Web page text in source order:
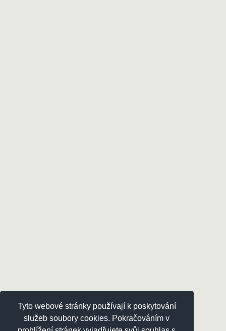
Tyto webové stránky používají k poskytování
služeb soubory cookies. Pokračováním v